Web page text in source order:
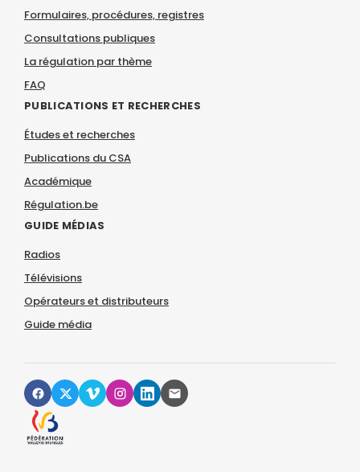
Formulaires, procédures, registres
Consultations publiques
La régulation par thème
FAQ
PUBLICATIONS ET RECHERCHES
Études et recherches
Publications du CSA
Académique
Régulation.be
GUIDE MÉDIAS
Radios
Télévisions
Opérateurs et distributeurs
Guide média